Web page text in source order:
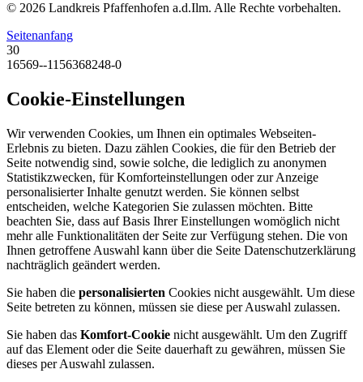
© 2026 Landkreis Pfaffenhofen a.d.Ilm. Alle Rechte vorbehalten.
Seitenanfang
30
16569--1156368248-0
Cookie-Einstellungen
Wir verwenden Cookies, um Ihnen ein optimales Webseiten-
Erlebnis zu bieten. Dazu zählen Cookies, die für den Betrieb der
Seite notwendig sind, sowie solche, die lediglich zu anonymen
Statistikzwecken, für Komforteinstellungen oder zur Anzeige
personalisierter Inhalte genutzt werden. Sie können selbst
entscheiden, welche Kategorien Sie zulassen möchten. Bitte
beachten Sie, dass auf Basis Ihrer Einstellungen womöglich nicht
mehr alle Funktionalitäten der Seite zur Verfügung stehen. Die von
Ihnen getroffene Auswahl kann über die Seite Datenschutzerklärung
nachträglich geändert werden.
Sie haben die personalisierten Cookies nicht ausgewählt. Um diese
Seite betreten zu können, müssen sie diese per Auswahl zulassen.
Sie haben das Komfort-Cookie nicht ausgewählt. Um den Zugriff
auf das Element oder die Seite dauerhaft zu gewähren, müssen Sie
dieses per Auswahl zulassen.